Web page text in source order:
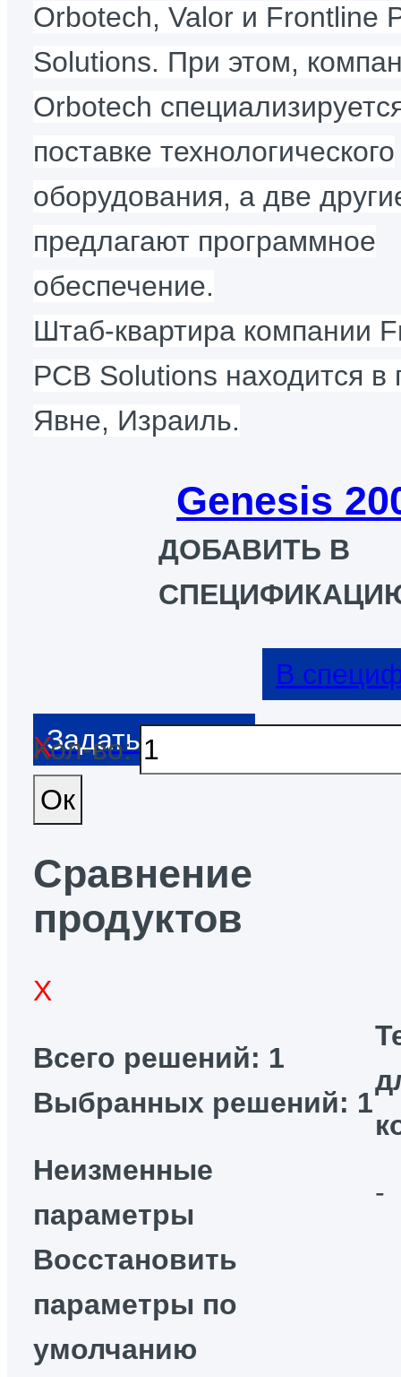
Orbotech, Valor и Frontline
Solutions. При этом,
Orbotech
поставке технологического
оборудования, а две
предлагают программное
обеспечение.
Штаб-квартира компании
PCB Solutions находится в
Явне, Израиль.
Genesis
В
ДОБАВИТЬ В
Кол-во:
Сравнение
продуктов
Всего решений: 1
Выбранных решений: 1
Неизменные
параметры
-
Восстановить
параметры по
умолчанию